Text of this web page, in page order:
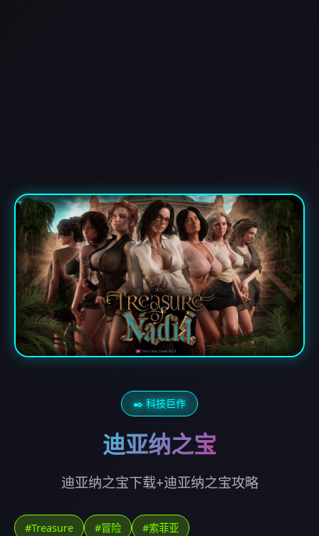
✒️ 科技巨作
迪亚纳之宝
迪亚纳之宝下载+迪亚纳之宝攻略
#Treasure #冒险 #索菲亚